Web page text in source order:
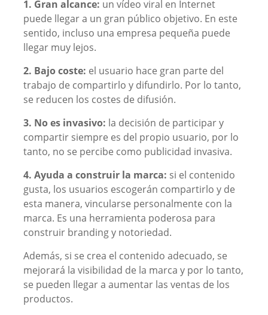
1. Gran alcance: un vídeo viral en Internet
puede llegar a un gran público objetivo. En este
sentido, incluso una empresa pequeña puede
llegar muy lejos.
2. Bajo coste: el usuario hace gran parte del
trabajo de compartirlo y difundirlo. Por lo tanto,
se reducen los costes de difusión.
3. No es invasivo: la decisión de participar y
compartir siempre es del propio usuario, por lo
tanto, no se percibe como publicidad invasiva.
4. Ayuda a construir la marca: si el contenido
gusta, los usuarios escogerán compartirlo y de
esta manera, vincularse personalmente con la
marca. Es una herramienta poderosa para
construir branding y notoriedad.
Además, si se crea el contenido adecuado, se
mejorará la visibilidad de la marca y por lo tanto,
se pueden llegar a aumentar las ventas de los
productos.